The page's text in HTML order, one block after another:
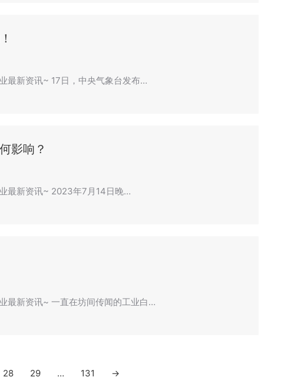
最新资讯~ 17日，中央气象台发布…
影响？
最新资讯~ 2023年7月14日晚…
最新资讯~ 一直在坊间传闻的工业白…
28 29 … 131 →